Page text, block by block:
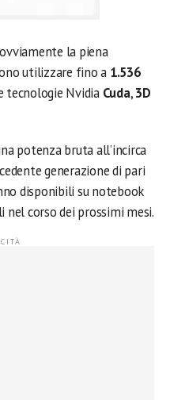
la piena
utilizzare fino a 1.536
tecnologie Nvidia Cuda,3D
potenza bruta all’incirca
generazione di pari
disponibili su notebook
corso dei prossimi mesi.